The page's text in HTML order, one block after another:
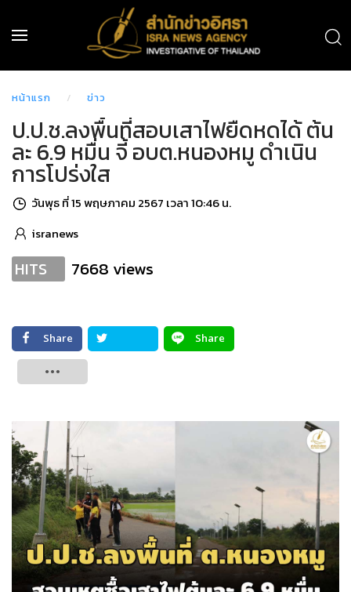
หน้าแรก ข่าว
ป.ป.ช.ลงพื้นที่สอบเสาไฟยืดหดได้ ต้น
ละ 6.9 หมื่น จี้ อบต.หนองหมู ดำเนิน
การโปร่งใส
วันพุธ ที่ 15 พฤษภาคม 2567 เวลา 10:46 น.
isranews
HITS 7668 views
Share
Share